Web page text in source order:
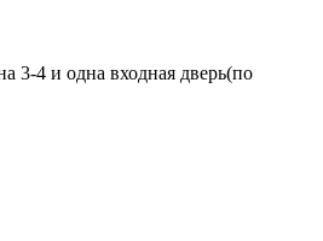
3-4 и одна входная дверь(по